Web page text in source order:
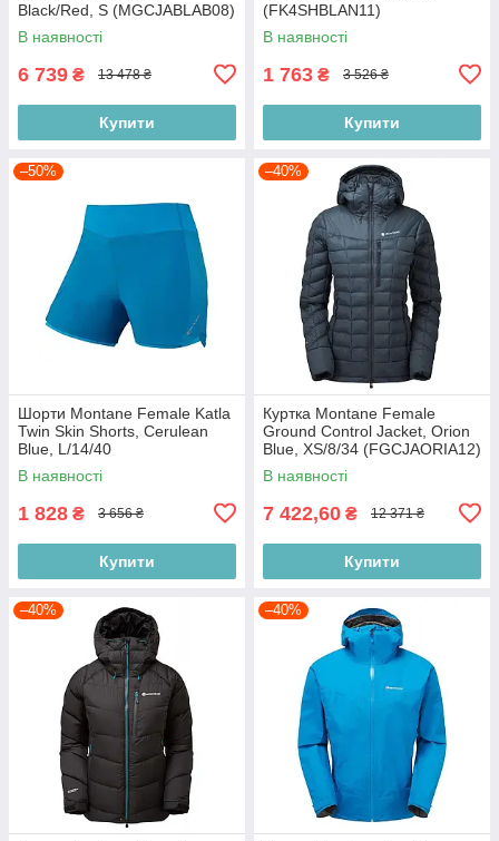
Black/Red, S (MGCJABLAB08)
В наявності
6 739 ₴ 13 478 ₴
Купити
(FK4SHBLAN11)
В наявності
1 763 ₴ 3 526 ₴
Купити
–50%
Шорти Montane Female Katla
Twin Skin Shorts, Cerulean
Blue, L/14/40
(FKTSKCERN11)
В наявності
1 828 ₴ 3 656 ₴
Купити
–40%
Куртка Montane Female
Ground Control Jacket, Orion
Blue, XS/8/34 (FGCJAORIA12)
В наявності
7 422,60 ₴ 12 371 ₴
Купити
–40% –40%